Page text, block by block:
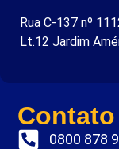
Rua C-137 nº
Lt.12 Jardim
Contato
0800 878